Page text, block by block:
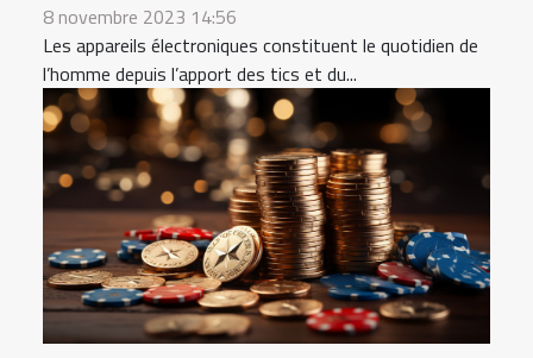
8 novembre 2023 14:56
Les appareils électroniques constituent le quotidien de
l’homme depuis l’apport des tics et du...